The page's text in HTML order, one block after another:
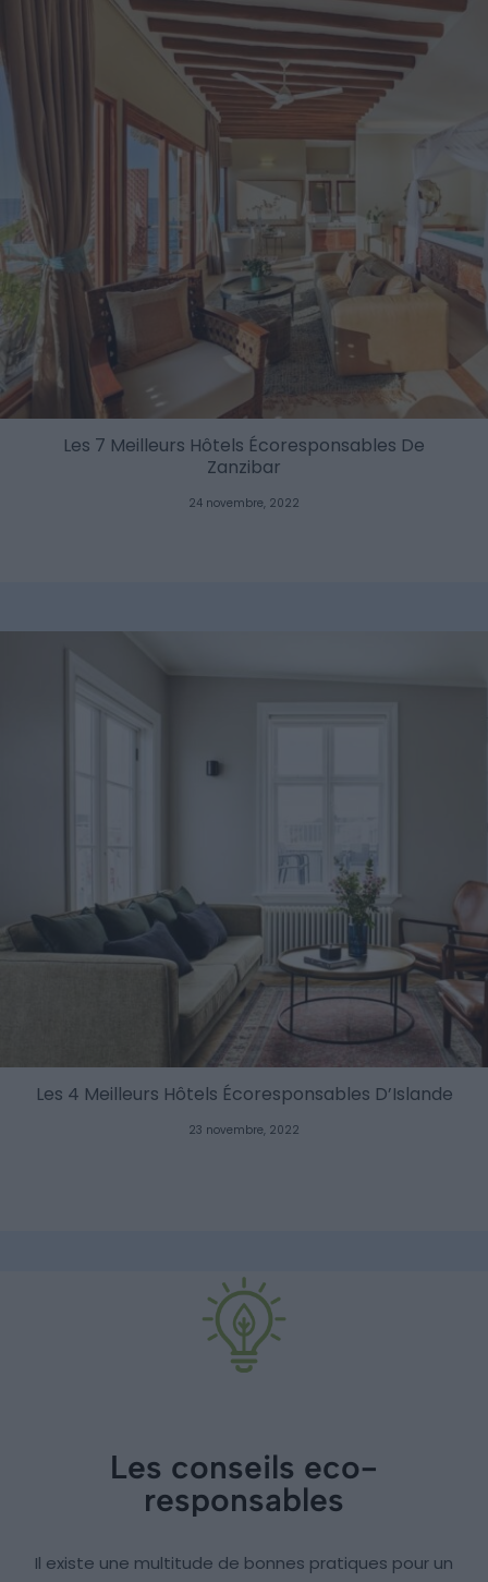
Les 7 Meilleurs Hôtels Écoresponsables De
Zanzibar
24 novembre, 2022
Les 4 Meilleurs Hôtels Écoresponsables D’Islande
23 novembre, 2022
Les conseils eco-
responsables
Il existe une multitude de bonnes pratiques pour un